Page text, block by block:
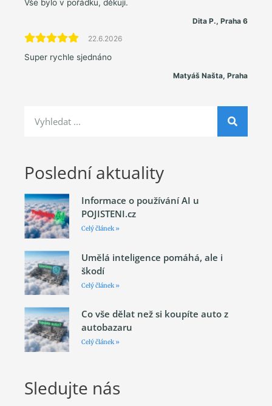
Vše bylo v pořádku, děkuji.
Dita P., Praha 6
22.6.2026
Super rychle sjednáno
Matyáš Našta, Praha
Poslední aktuality
Informace o používání AI u
POJISTENI.cz
Celý článek »
Umělá inteligence pomáhá, ale i
škodí
Celý článek »
Co vše dělat než si koupíte auto z
autobazaru
Celý článek »
Sledujte nás